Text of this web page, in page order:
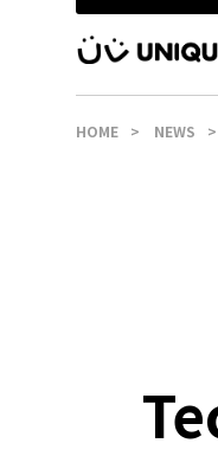
HOME NEWS